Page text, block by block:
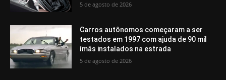
5 de agosto de 2026
Carros autônomos começaram a ser
testados em 1997 com ajuda de 90 mil
ímãs instalados na estrada
5 de agosto de 2026